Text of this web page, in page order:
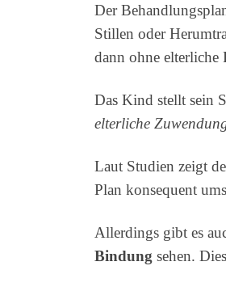
Der
Stillen oder
dann ohne
Das Kind stellt sein
elterliche
Laut Studien zeigt
Plan konsequent
Allerdings gibt es
Bindung sehen.